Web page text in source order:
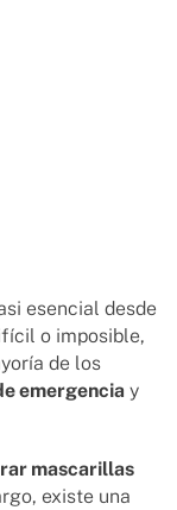
esencial desde
o imposible,
de los
emergencia y
mascarillas
existe una